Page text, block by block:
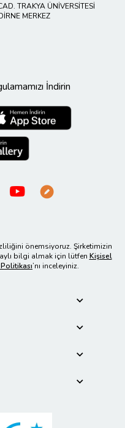
TRAKYA ÜNİVERSİTESİ
MERKEZ
İndirin
önemsiyoruz. Şirketimizin
bilgi almak için lütfen Kişisel
’nı inceleyiniz.